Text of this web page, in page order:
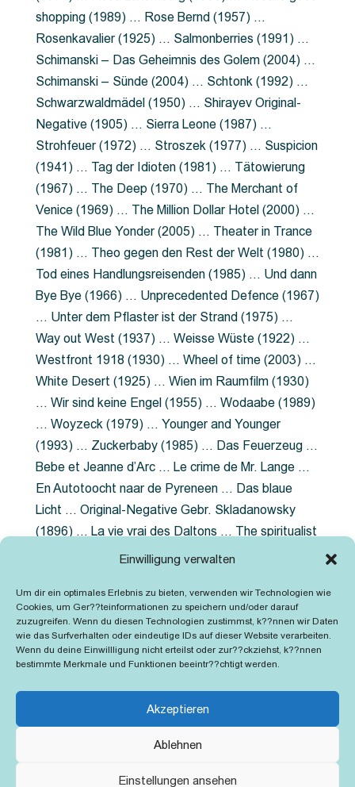
Einwilligung verwalten
Um dir ein optimales Erlebnis zu bieten, verwenden wir Technologien wie
Cookies, um Ger??teinformationen zu speichern und/oder darauf
zuzugreifen. Wenn du diesen Technologien zustimmst, k??nnen wir Daten
wie das Surfverhalten oder eindeutige IDs auf dieser Website verarbeiten.
Wenn du deine Einwillligung nicht erteilst oder zur??ckziehst, k??nnen
bestimmte Merkmale und Funktionen beeintr??chtigt werden.
Akzeptieren
Ablehnen
Einstellungen ansehen
shopping (1989) … Rose Bernd (1957) …
Rosenkavalier (1925) … Salmonberries (1991) …
Schimanski – Das Geheimnis des Golem (2004) …
Schimanski – Sünde (2004) … Schtonk (1992) …
Schwarzwaldmädel (1950) … Shirayev Original-
Negative (1905) … Sierra Leone (1987) …
Strohfeuer (1972) … Stroszek (1977) … Suspicion
(1941) … Tag der Idioten (1981) … Tätowierung
(1967) … The Deep (1970) … The Merchant of
Venice (1969) … The Million Dollar Hotel (2000) …
The Wild Blue Yonder (2005) … Theater in Trance
(1981) … Theo gegen den Rest der Welt (1980) …
Tod eines Handlungsreisenden (1985) … Und dann
Bye Bye (1966) … Unprecedented Defence (1967)
… Unter dem Pflaster ist der Strand (1975) …
Way out West (1937) … Weisse Wüste (1922) …
Westfront 1918 (1930) … Wheel of time (2003) …
White Desert (1925) … Wien im Raumfilm (1930)
… Wir sind keine Engel (1955) … Wodaabe (1989)
… Woyzeck (1979) … Younger and Younger
(1993) … Zuckerbaby (1985) … Das Feuerzeug …
Bebe et Jeanne d’Arc … Le crime de Mr. Lange …
En Autotoocht naar de Pyreneen … Das blaue
Licht … Original-Negative Gebr. Skladanowsky
(1896) … La vie vrai des Daltons … The spiritualist
photographer … Feuer im Fjord … The Song of the
Grubenlampe … Tolstoy … Grün ist die Heide …
Lady Hamilton … Mütter verzaget nicht …
Ruttmann Werbefilme